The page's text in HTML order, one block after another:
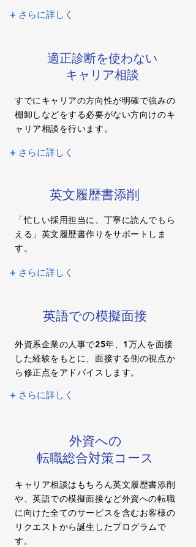
+ さらに詳しく
適正診断を使わない
キャリア相談
すでにキャリアの方向性が明確で強みの
棚卸しなどをする必要がない方向けのキ
ャリア相談を行います。
+ さらに詳しく
英文履歴書添削
「忙しい採用担当に、丁寧に読んでもら
える」英文履歴書作りをサポートしま
す。
+ さらに詳しく
英語での模擬面接
外資系企業の人事で25年、1万人を面接
した経験をもとに、面接する側の視点か
ら修正点をアドバイスします。
+ さらに詳しく
外資への
転職総合対策コース
キャリア相談はもちろん英文履歴書添削
や、英語での模擬面接など外資への転職
に向けた全てのサービスを含むお客様の
リクエストから誕生したプログラムで
す。